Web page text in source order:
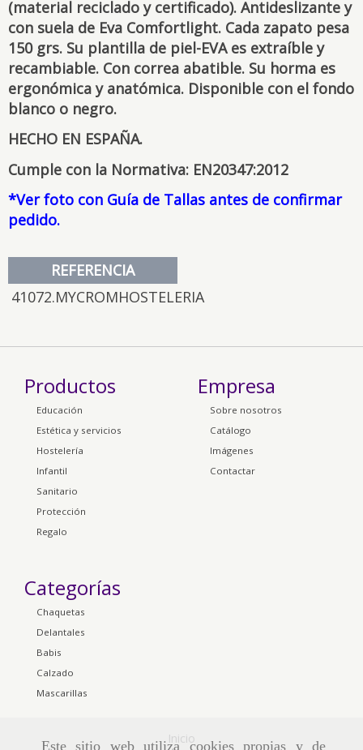
Este sitio web utiliza cookies propias y de
(material reciclado y certificado). Antideslizante y
con suela de Eva Comfortlight. Cada zapato pesa
150 grs. Su plantilla de piel-EVA es extraíble y
recambiable. Con correa abatible. Su horma es
ergonómica y anatómica. Disponible con el fondo
blanco o negro.
HECHO EN ESPAÑA.
Cumple con la Normativa: EN20347:2012
*Ver foto con Guía de Tallas antes de confirmar
pedido.
REFERENCIA
41072.MYCROMHOSTELERIA
Productos
Educación
Estética y servicios
Hostelería
Infantil
Sanitario
Protección
Regalo
Empresa
Sobre nosotros
Catálogo
Imágenes
Contactar
Categorías
Chaquetas
Delantales
Babis
Calzado
Mascarillas
Inicio